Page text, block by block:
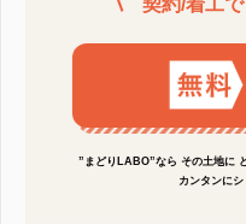
契約/着工
”まどりLABO”なら その土地に
カンタンに